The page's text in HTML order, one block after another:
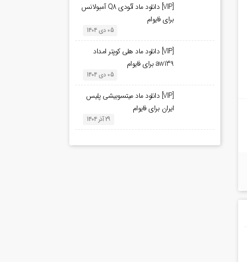
[VIP] دانلود ماد آئودی Q8 آمبولانس
برای فایوام
05 دی 1404
[VIP] دانلود ماد هلی کوپتر امداد
aw139 برای فایوام
05 دی 1404
[VIP] دانلود ماد میتسوبیشی پلیس
ایران برای فایوام
29 آذر 1404